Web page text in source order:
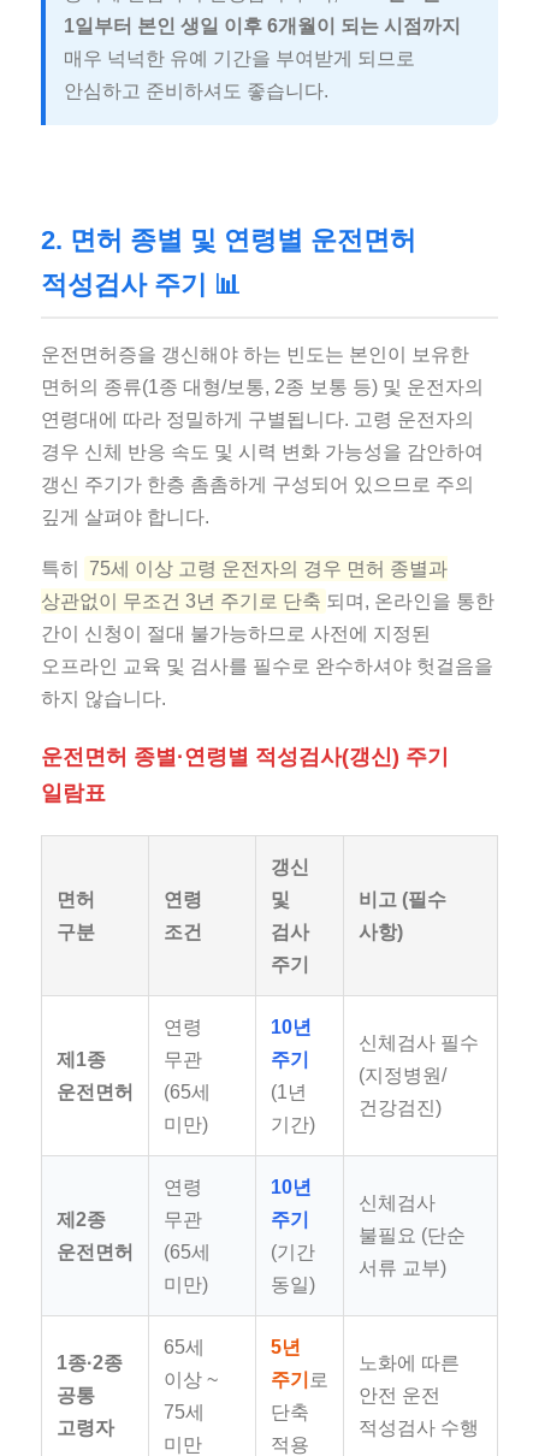
1일부터 본인 생일 이후 6개월이 되는 시점까지
매우 넉넉한 유예 기간을 부여받게 되므로
안심하고 준비하셔도 좋습니다.
2. 면허 종별 및 연령별 운전면허
적성검사 주기 📊
운전면허증을 갱신해야 하는 빈도는 본인이 보유한
면허의 종류(1종 대형/보통, 2종 보통 등) 및 운전자의
연령대에 따라 정밀하게 구별됩니다. 고령 운전자의
경우 신체 반응 속도 및 시력 변화 가능성을 감안하여
갱신 주기가 한층 촘촘하게 구성되어 있으므로 주의
깊게 살펴야 합니다.
특히
75세 이상 고령 운전자의 경우 면허 종별과
상관없이 무조건 3년 주기로 단축 되며, 온라인을 통한
간이 신청이 절대 불가능하므로 사전에 지정된
오프라인 교육 및 검사를 필수로 완수하셔야 헛걸음을
하지 않습니다.
운전면허 종별·연령별 적성검사(갱신) 주기
일람표
면허
구분
연령
조건
갱신
및
검사
주기
비고 (필수
사항)
제1종
운전면허
연령
무관
(65세
미만)
10년
주기
(1년
기간)
신체검사 필수
(지정병원/
건강검진)
제2종
운전면허
연령
무관
(65세
미만)
10년
주기
(기간
동일)
신체검사
불필요 (단순
서류 교부)
1종·2종
공통
고령자
65세
이상 ~
75세
미만
5년
주기 로
단축
적용
노화에 따른
안전 운전
적성검사 수행